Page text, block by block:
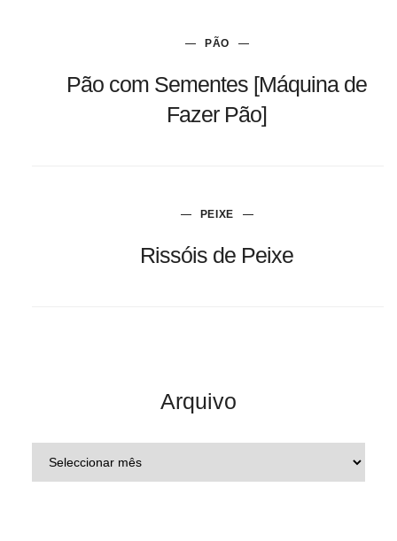
PÃO
Pão com Sementes [Máquina de
Fazer Pão]
PEIXE
Rissóis de Peixe
Arquivo